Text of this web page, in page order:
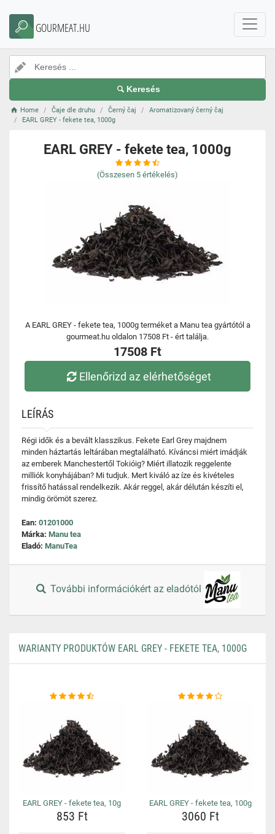
GOURMEAT.HU
Keresés
Home Čaje dle druhu Černý čaj
Aromatizovaný černý čaj
EARL GREY - fekete tea, 1000g
EARL GREY - fekete tea, 1000g
(Összesen 5 értékelés)
A EARL GREY - fekete tea, 1000g terméket a Manu tea gyártótól a
gourmeat.hu oldalon 17508 Ft - ért találja.
17508 Ft
Ellenőrizd az elérhetőséget
LEÍRÁS
Régi idők és a bevált klasszikus. Fekete Earl Grey majdnem
minden háztartás leltárában megtalálható. Kíváncsi miért imádják
az emberek Manchestertől Tokióig? Miért illatozik reggelente
milliók konyhájában? Mi tudjuk. Mert kiváló az íze és kivételes
frissítő hatással rendelkezik. Akár reggel, akár délután készíti el,
mindig örömöt szerez.
Ean: 01201000
Márka: Manu tea
Eladó: ManuTea
További információkért az eladótól
WARIANTY PRODUKTÓW EARL GREY - FEKETE TEA, 1000G
EARL GREY - fekete tea, 10g
853 Ft
EARL GREY - fekete tea, 100g
3060 Ft